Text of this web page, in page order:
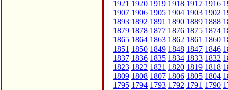
1921 1920 1919 1918 1917 1916
1907 1906 1905 1904 1903 1902
1893 1892 1891 1890 1889 1888
1879 1878 1877 1876 1875 1874
1865 1864 1863 1862 1861 1860
1851 1850 1849 1848 1847 1846
1837 1836 1835 1834 1833 1832
1823 1822 1821 1820 1819 1818
1809 1808 1807 1806 1805 1804
1795 1794 1793 1792 1791 1790